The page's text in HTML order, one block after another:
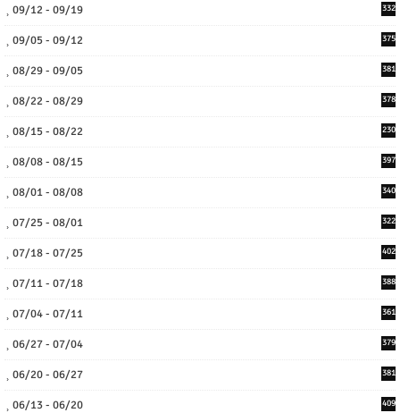
09/12 - 09/19 332
09/05 - 09/12 375
08/29 - 09/05 381
08/22 - 08/29 378
08/15 - 08/22 230
08/08 - 08/15 397
08/01 - 08/08 340
07/25 - 08/01 322
07/18 - 07/25 402
07/11 - 07/18 388
07/04 - 07/11 361
06/27 - 07/04 379
06/20 - 06/27 381
06/13 - 06/20 409